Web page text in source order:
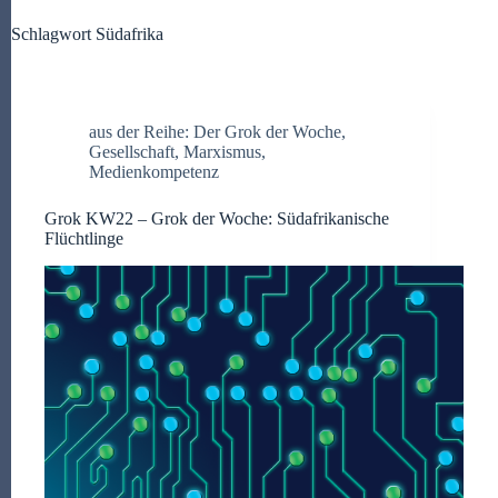
Schlagwort Südafrika
aus der Reihe: Der Grok der Woche,
Gesellschaft, Marxismus,
Medienkompetenz
Grok KW22 – Grok der Woche: Südafrikanische
Flüchtlinge